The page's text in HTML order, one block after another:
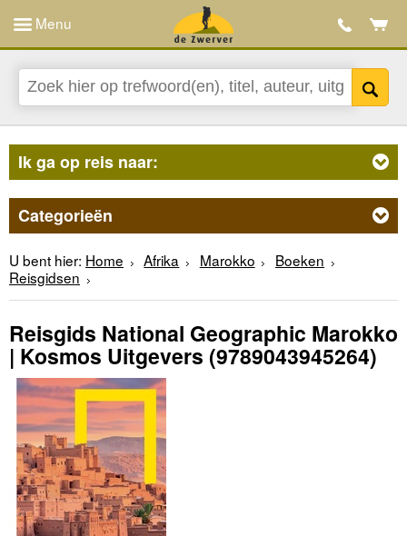
Menu
Ik ga op reis naar:
Categorieën
U bent hier: Home Afrika Marokko
Boeken
Reisgidsen
Reisgids National Geographic Marokko
| Kosmos Uitgevers (9789043945264)